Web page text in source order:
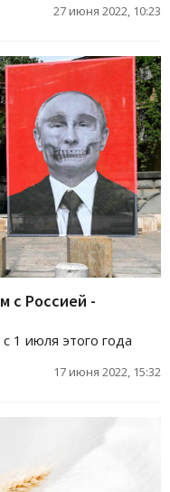
27 июня 2022, 10:23
с Россией -
1 июля этого года
17 июня 2022, 15:32